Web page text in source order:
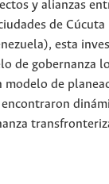
y alianzas
de
esta
de gobernanza
de